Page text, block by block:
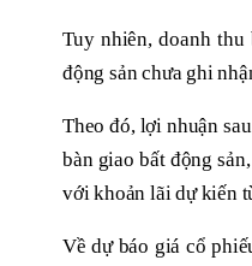
Tuy nhiên, doanh
động sản chưa ghi
Theo đó, lợi nhuận
bàn giao bất động
với khoản lãi dự kiến
Về dự báo giá cổ